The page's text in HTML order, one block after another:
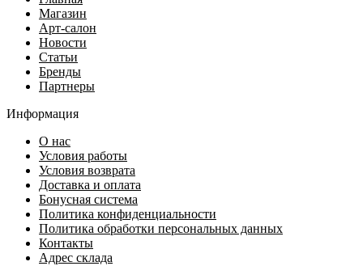
Магазин
Арт-салон
Новости
Статьи
Бренды
Партнеры
Информация
О нас
Условия работы
Условия возврата
Доставка и оплата
Бонусная система
Политика конфиденциальности
Политика обработки персональных данных
Контакты
Адрес склада